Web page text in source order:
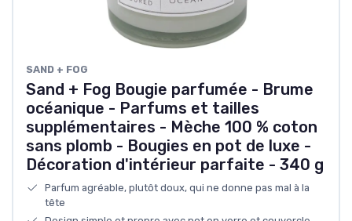
SAND + FOG
Sand + Fog Bougie parfumée - Brume
océanique - Parfums et tailles
supplémentaires - Mèche 100 % coton
sans plomb - Bougies en pot de luxe -
Décoration d'intérieur parfaite - 340 g
Parfum agréable, plutôt doux, qui ne donne pas mal à la
tête